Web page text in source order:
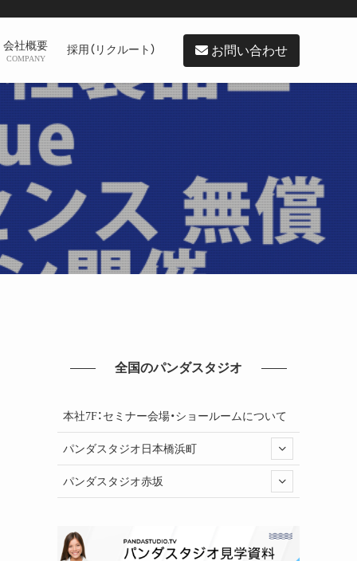
会社概要
COMPANY
採用（リクルート） お問い合わせ
全国のパンダスタジオ
本社7F：セミナー会場・ショールームについて
パンダスタジオ日本橋浜町
パンダスタジオ赤坂